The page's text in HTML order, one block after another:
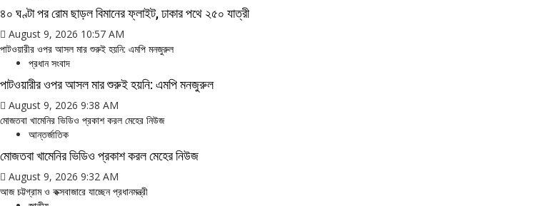
৪০ ঘণ্টা পর রোম ছাড়ল বিমানের ফ্লাইট, ঢাকার পথে ২৫০ যাত্রী
August 9, 2026 10:57 AM
পাটওয়ারীর ওপর আসল মার শুরুই হয়নি: এমপি মনজুরুল
প্রধান সংবাদ
পাটওয়ারীর ওপর আসল মার শুরুই হয়নি: এমপি মনজুরুল
August 9, 2026 9:38 AM
মোজতবা খামেনির ভিডিও প্রকাশ করল মেহের নিউজ
আন্তর্জাতিক
মোজতবা খামেনির ভিডিও প্রকাশ করল মেহের নিউজ
August 9, 2026 9:32 AM
আজ চট্টগ্রাম ও কক্সবাজারে যাচ্ছেন প্রধানমন্ত্রী